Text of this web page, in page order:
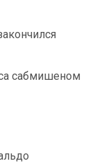
сабмишеном